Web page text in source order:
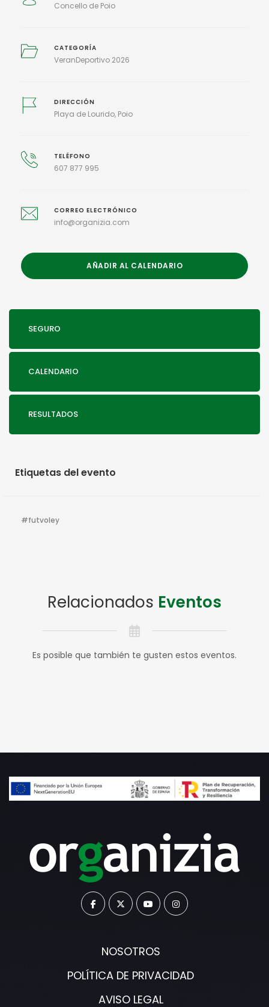
Concello de Poio
CATEGORÍA
VeranDeportivo 2026
DIRECCIÓN
Playa de Lourido, Poio
TELÉFONO
607 877 995
CORREO ELECTRÓNICO
info@organizia.com
AÑADIR AL CALENDARIO
SEGURO
CALENDARIO
RESULTADOS
Etiquetas del evento
futvoley
Relacionados Eventos
Es posible que también te gusten estos eventos.
NOSOTROS
POLÍTICA DE PRIVACIDAD
AVISO LEGAL